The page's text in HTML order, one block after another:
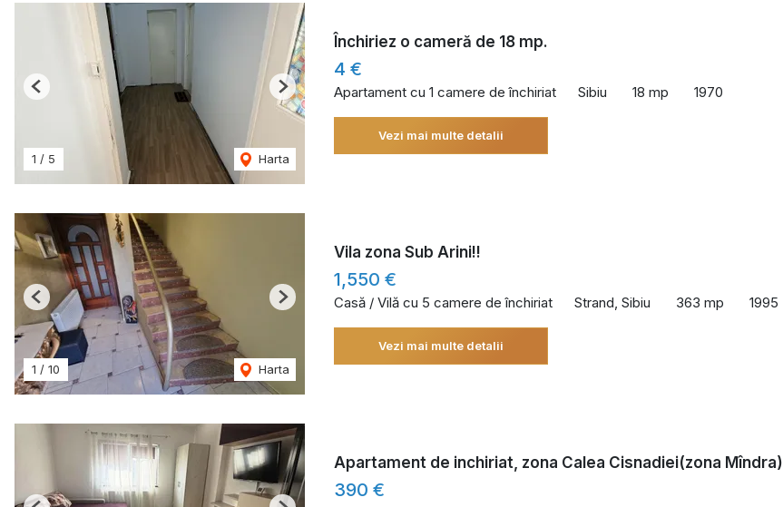
1 / 5 Harta
Previous Next
Închiriez o cameră de 18 mp.
4 €
Apartament cu 1 camere de închiriat Sibiu 18 mp 1970
Vezi mai multe detalii
1 / 10 Harta
Previous Next
Vila zona Sub Arini!!
1,550 €
Casă / Vilă cu 5 camere de închiriat Strand, Sibiu 363 mp 1995
Vezi mai multe detalii
Apartament de inchiriat, zona Calea Cisnadiei(zona Mîndra)
390 €